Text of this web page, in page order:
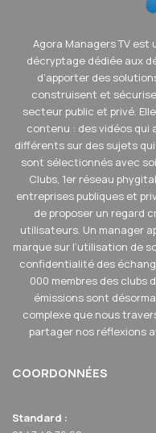
Agora Managers TV
décryptage dédiée aux
d’apporter des
construisent et
secteur public et privé.
contenu : des vidéos qui
différents sur des sujets
sont sélectionnés avec
Clubs, 1er réseau
entreprises publiques et
de proposer un regard
utilisateurs. Un manager
marque sur l’utilisation de
confidentialité des
000 membres des clubs
émissions sont
complexe que nous
partager nos réflexions
COORDONNÉES
Standard :